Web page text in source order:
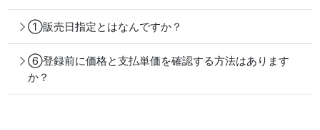
①販売日指定とはなんですか？
⑥登録前に価格と支払単価を確認する方法はあります
か？